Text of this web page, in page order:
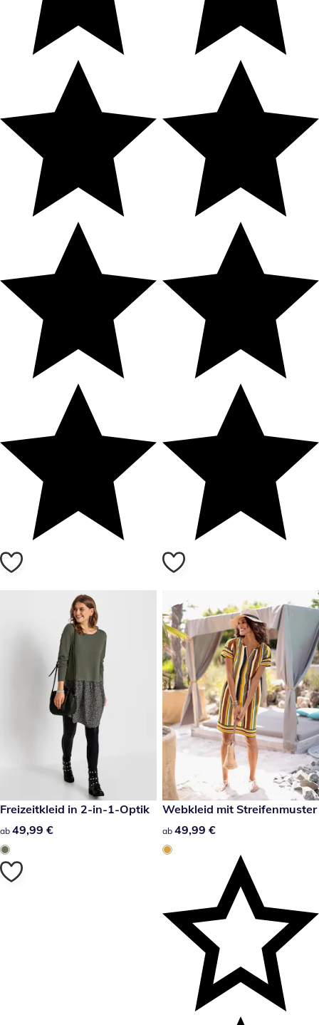
49,99 €
Freizeitkleid in 2-in-1-Optik
49,99 €
ab 49,99 €
49,99 €
Webkleid mit Streifenmuster
49,99 €
ab 49,99 €